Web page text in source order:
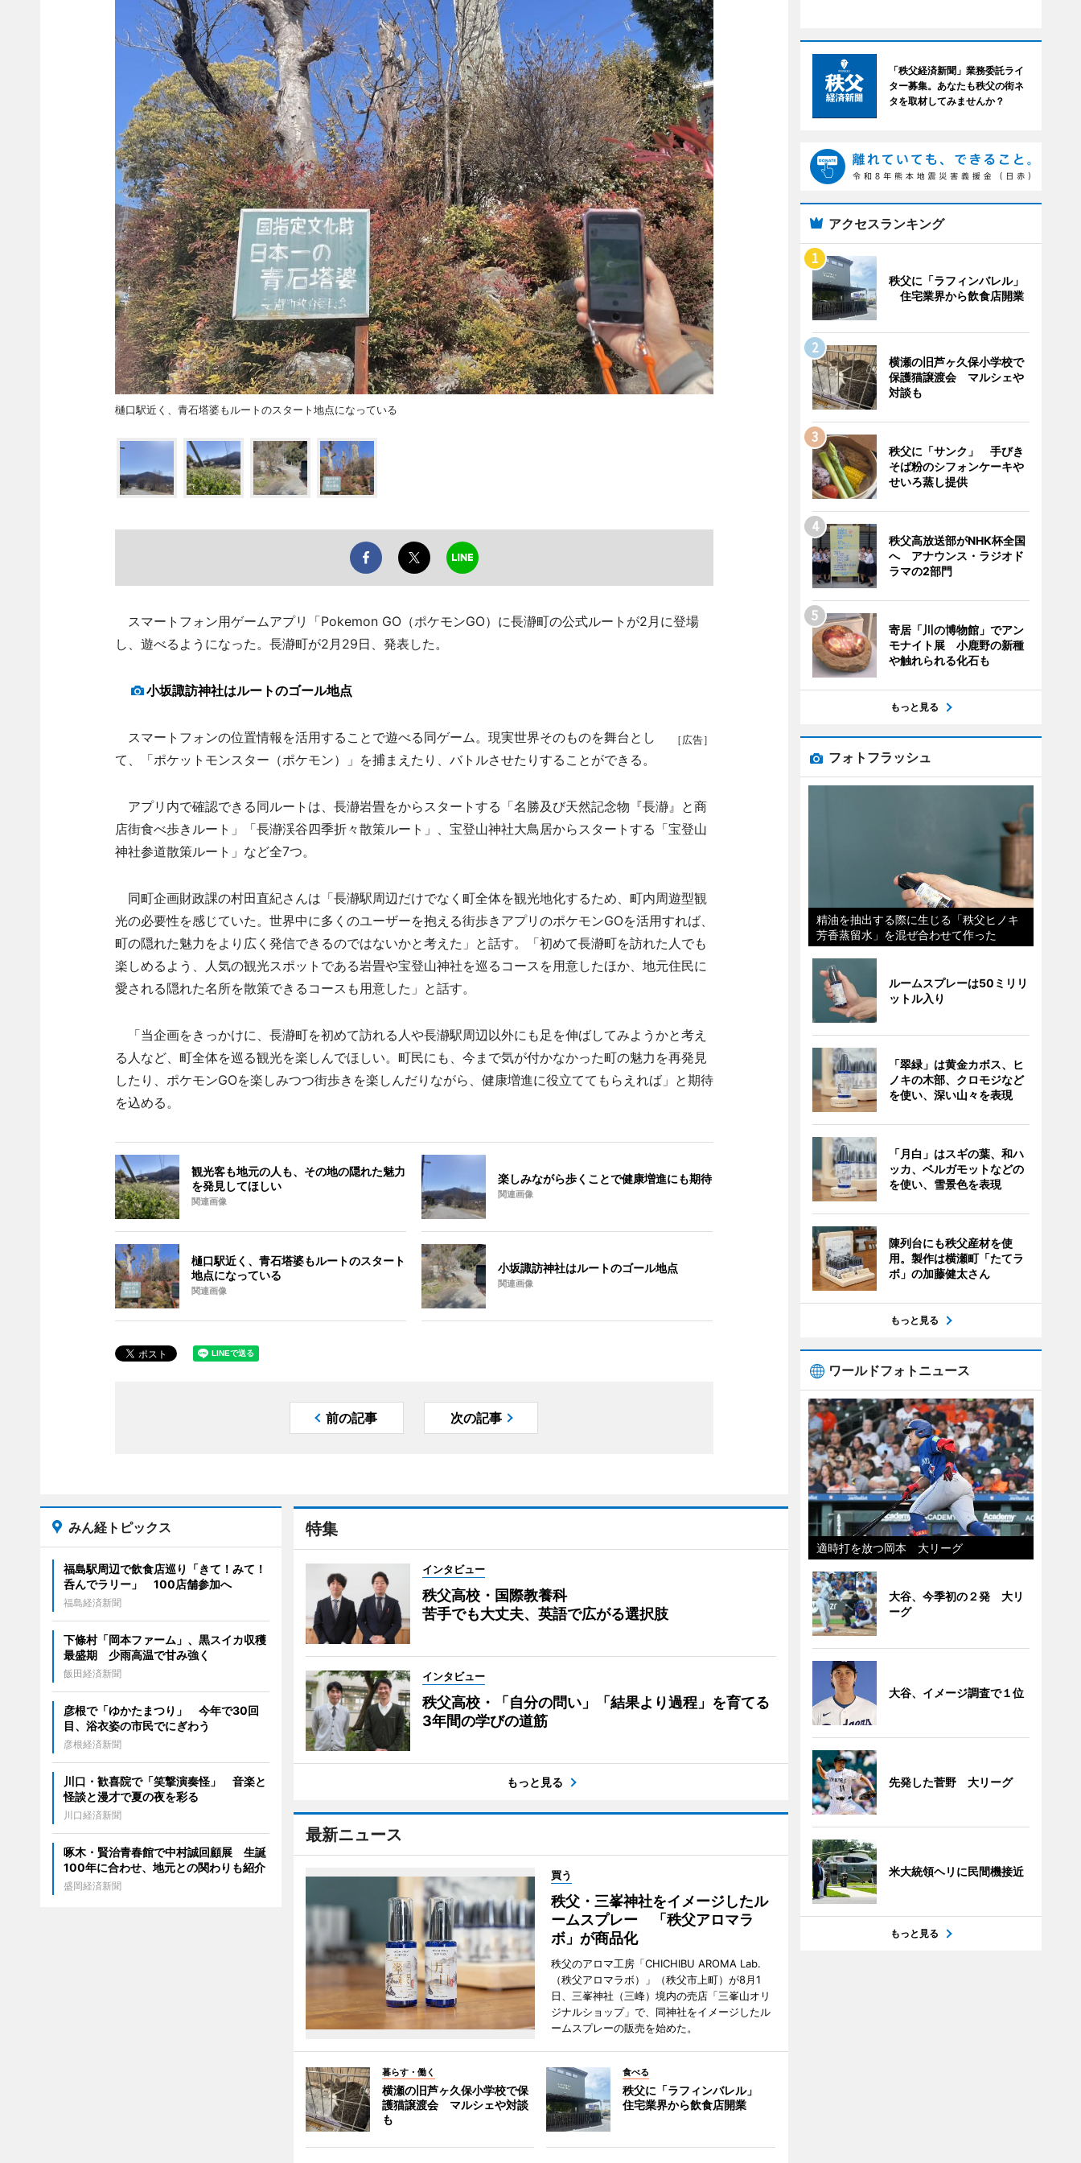
樋口駅近く、青石塔婆もルートのスタート地点になっている
スマートフォン用ゲームアプリ「Pokemon GO（ポケモンGO）に長瀞町の公式ルートが2月に登場
し、遊べるようになった。長瀞町が2月29日、発表した。
小坂諏訪神社はルートのゴール地点
［広告］
スマートフォンの位置情報を活用することで遊べる同ゲーム。現実世界そのものを舞台とし
て、「ポケットモンスター（ポケモン）」を捕まえたり、バトルさせたりすることができる。
アプリ内で確認できる同ルートは、長瀞岩畳をからスタートする「名勝及び天然記念物『長瀞』と商
店街食べ歩きルート」「長瀞渓谷四季折々散策ルート」、宝登山神社大鳥居からスタートする「宝登山
神社参道散策ルート」など全7つ。
同町企画財政課の村田直紀さんは「長瀞駅周辺だけでなく町全体を観光地化するため、町内周遊型観
光の必要性を感じていた。世界中に多くのユーザーを抱える街歩きアプリのポケモンGOを活用すれば、
町の隠れた魅力をより広く発信できるのではないかと考えた」と話す。「初めて長瀞町を訪れた人でも
楽しめるよう、人気の観光スポットである岩畳や宝登山神社を巡るコースを用意したほか、地元住民に
愛される隠れた名所を散策できるコースも用意した」と話す。
「当企画をきっかけに、長瀞町を初めて訪れる人や長瀞駅周辺以外にも足を伸ばしてみようかと考え
る人など、町全体を巡る観光を楽しんでほしい。町民にも、今まで気が付かなかった町の魅力を再発見
したり、ポケモンGOを楽しみつつ街歩きを楽しんだりながら、健康増進に役立ててもらえれば」と期待
を込める。
観光客も地元の人も、その地の隠れた魅力
を発見してほしい
関連画像
楽しみながら歩くことで健康増進にも期待
関連画像
樋口駅近く、青石塔婆もルートのスタート
地点になっている
関連画像
小坂諏訪神社はルートのゴール地点
関連画像
前の記事 次の記事
特集
インタビュー
秩父高校・国際教養科
苦手でも大丈夫、英語で広がる選択肢
インタビュー
秩父高校・「自分の問い」「結果より過程」を育てる
3年間の学びの道筋
もっと見る
最新ニュース
買う
秩父・三峯神社をイメージしたル
ームスプレー 「秩父アロマラ
ボ」が商品化
秩父のアロマ工房「CHICHIBU AROMA Lab.
（秩父アロマラボ）」（秩父市上町）が8月1
日、三峯神社（三峰）境内の売店「三峯山オリ
ジナルショップ」で、同神社をイメージしたル
ームスプレーの販売を始めた。
暮らす・働く
横瀬の旧芦ヶ久保小学校で保
護猫譲渡会 マルシェや対談
も
食べる
秩父に「ラフィンバレル」
住宅業界から飲食店開業
みん経トピックス
福島駅周辺で飲食店巡り「きて！みて！
呑んでラリー」 100店舗参加へ
福島経済新聞
下條村「岡本ファーム」、黒スイカ収穫
最盛期 少雨高温で甘み強く
飯田経済新聞
彦根で「ゆかたまつり」 今年で30回
目、浴衣姿の市民でにぎわう
彦根経済新聞
川口・歓喜院で「笑撃演奏怪」 音楽と
怪談と漫才で夏の夜を彩る
川口経済新聞
啄木・賢治青春館で中村誠回顧展 生誕
100年に合わせ、地元との関わりも紹介
盛岡経済新聞
「秩父経済新聞」業務委託ライ
ター募集。あなたも秩父の街ネ
タを取材してみませんか？
アクセスランキング
秩父に「ラフィンバレル」
住宅業界から飲食店開業
横瀬の旧芦ヶ久保小学校で
保護猫譲渡会 マルシェや
対談も
秩父に「サンク」 手びき
そば粉のシフォンケーキや
せいろ蒸し提供
秩父高放送部がNHK杯全国
へ アナウンス・ラジオド
ラマの2部門
寄居「川の博物館」でアン
モナイト展 小鹿野の新種
や触れられる化石も
もっと見る
フォトフラッシュ
精油を抽出する際に生じる「秩父ヒノキ
芳香蒸留水」を混ぜ合わせて作った
ルームスプレーは50ミリリ
ットル入り
「翠緑」は黄金カボス、ヒ
ノキの木部、クロモジなど
を使い、深い山々を表現
「月白」はスギの葉、和ハ
ッカ、ベルガモットなどの
を使い、雪景色を表現
陳列台にも秩父産材を使
用。製作は横瀬町「たてラ
ボ」の加藤健太さん
もっと見る
ワールドフォトニュース
適時打を放つ岡本 大リーグ
大谷、今季初の２発 大リ
ーグ
大谷、イメージ調査で１位
先発した菅野 大リーグ
米大統領ヘリに民間機接近
もっと見る